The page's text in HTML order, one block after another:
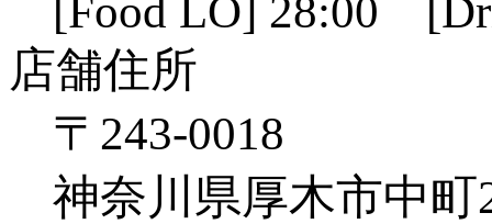
[Food LO] 28:00
店舗住所
〒243-0018
神奈川県厚木市中町